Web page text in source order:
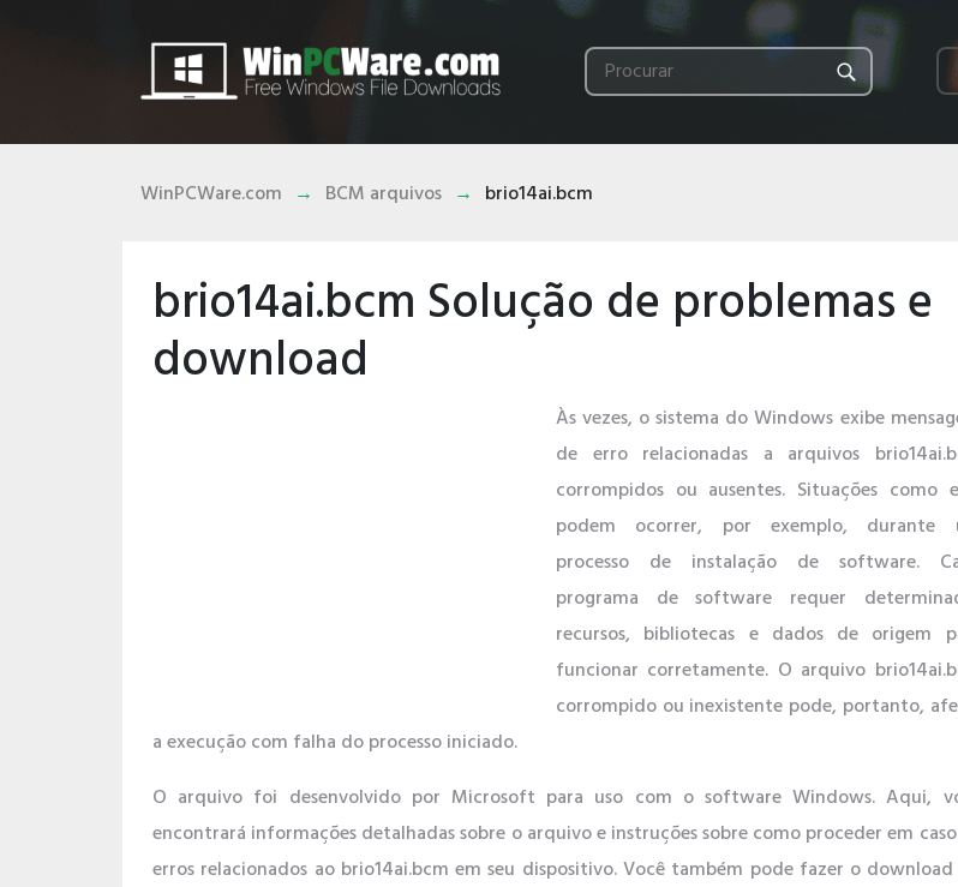
WinPCWare.com BCM arquivos brio14ai.bcm
brio14ai.bcm Solução de problemas e
download
Às vezes, o sistema do Windows exibe
de erro relacionadas a arquivos
corrompidos ou ausentes. Situações como
podem ocorrer, por exemplo, durante
processo de instalação de software.
programa de software requer
recursos, bibliotecas e dados de origem
funcionar corretamente. O arquivo
corrompido ou inexistente pode, portanto,
a execução com falha do processo iniciado.
O arquivo foi desenvolvido por Microsoft para uso com o software Windows. Aqui,
encontrará informações detalhadas sobre o arquivo e instruções sobre como proceder em
erros relacionados ao brio14ai.bcm em seu dispositivo. Você também pode fazer o